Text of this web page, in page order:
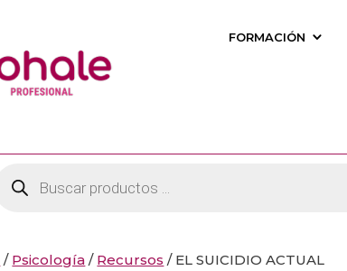
FORMACIÓN
productos
/ Psicología / Recursos / EL SUICIDIO ACTUAL